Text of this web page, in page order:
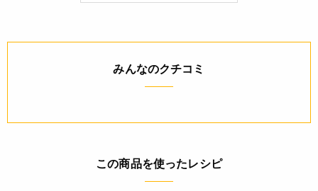
◆材質：バリアOPP20/DL/LL35
みんなのクチコミ
この商品を使ったレシピ